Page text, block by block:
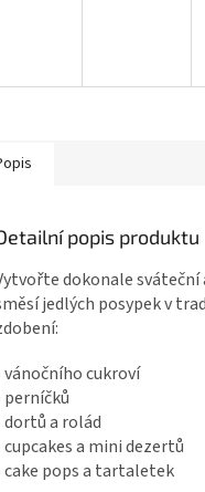
popis produktu
dokonale sváteční
jedlých posypek v
vánočního cukroví
perníčků
dortů a rolád
cupcakes a mini dezertů
cake pops a tartaletek